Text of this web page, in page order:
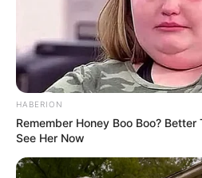
HABERION
Remember Honey Boo Boo?
See Her Now